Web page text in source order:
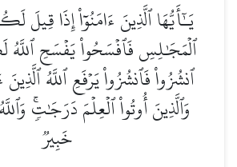
يَـٰٓأَيُّهَا ٱلَّذِينَ ءَامَنُوٓاْ إِذَا قِيلَ
ٱلۡمَجَٰلِسِ فَٱفۡسَحُواْ يَفۡسَحِ ٱللَّهُ
ٱنشُزُواْ فَٱنشُزُواْ يَرۡفَعِ ٱللَّهُ
وَٱلَّذِينَ أُوتُواْ ٱلۡعِلۡمَ دَرَجَٰتٖۚ
خَبِيرٞ